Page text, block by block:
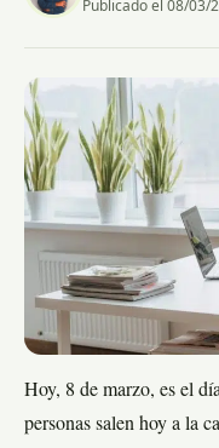
Publicado el 08/03/
Hoy, 8 de marzo, es el
personas salen hoy a la